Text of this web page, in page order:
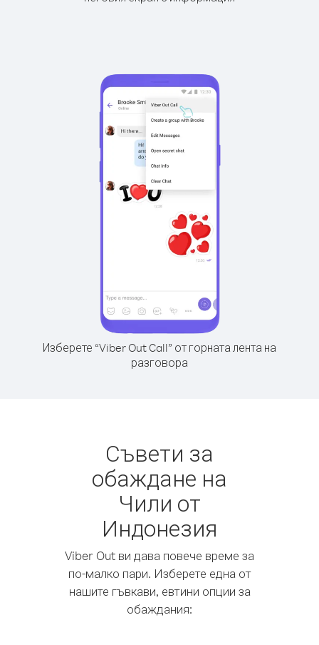
Изберете “Viber Out Call” от горната лента на
разговора
Съвети за
обаждане на
Чили от
Индонезия
Viber Out ви дава повече време за
по-малко пари. Изберете една от
нашите гъвкави, евтини опции за
обаждания: